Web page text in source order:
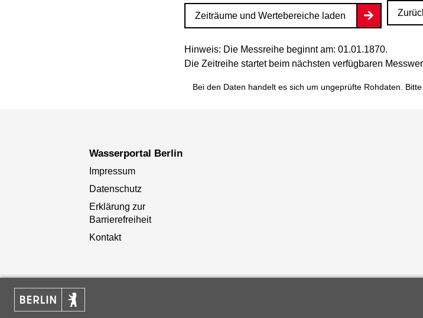
Zeiträume und Wertebereiche laden
Hinweis: Die Messreihe beginnt am: 01.01.1870.
Die Zeitreihe startet beim nächsten verfügbaren
Bei den Daten handelt es sich um ungeprüfte Rohdaten.
Wasserportal Berlin
Impressum
Datenschutz
Erklärung zur
Barrierefreiheit
Kontakt